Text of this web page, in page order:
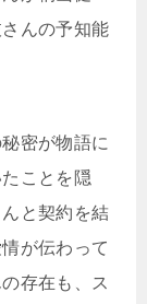
んの予知能
密が物語に
ことを隠
と契約を結
が伝わって
存在も、ス